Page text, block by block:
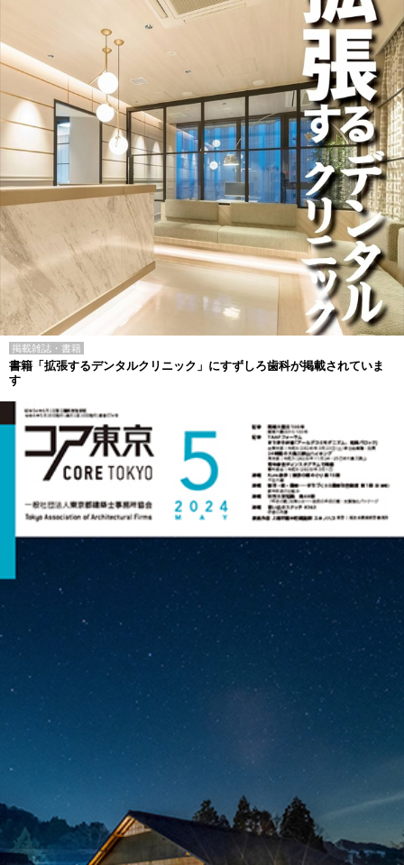
掲載雑誌・書籍
書籍「拡張するデンタルクリニック」にすずしろ歯科が掲載されていま
す